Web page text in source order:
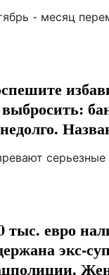
- месяц
тыс. евро
экс-